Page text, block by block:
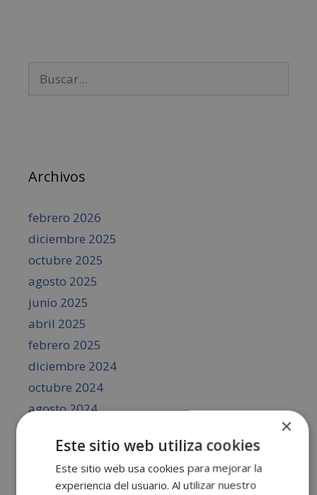
Archivos
febrero 2026
diciembre 2025
octubre 2025
agosto 2025
junio 2025
abril 2025
febrero 2025
diciembre 2024
octubre 2024
agosto 2024
abril 2024
febrero 2024
×
Este sitio web utiliza cookies
Este sitio web usa cookies para mejorar la
experiencia del usuario. Al utilizar nuestro